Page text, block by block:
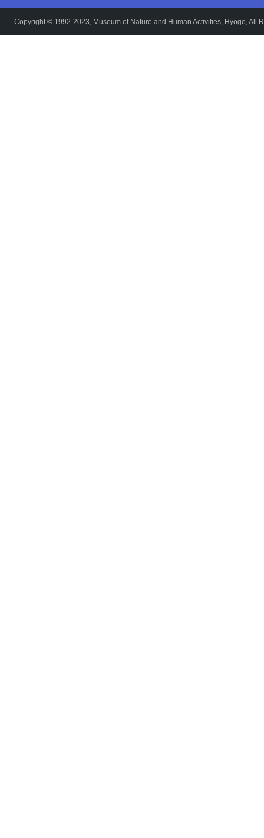
Copyright © 1992-2023, Museum of Nature and Human Activities, Hyogo, All